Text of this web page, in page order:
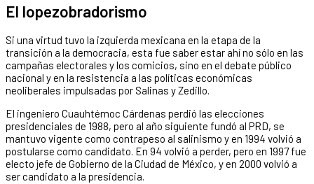
El lopezobradorismo
Si una virtud tuvo la izquierda mexicana en la etapa de la
transición a la democracia, esta fue saber estar ahí no sólo en las
campañas electorales y los comicios, sino en el debate público
nacional y en la resistencia a las políticas económicas
neoliberales impulsadas por Salinas y Zedillo.
El ingeniero Cuauhtémoc Cárdenas perdió las elecciones
presidenciales de 1988, pero al año siguiente fundó al PRD, se
mantuvo vigente como contrapeso al salinismo y en 1994 volvió a
postularse como candidato. En 94 volvió a perder, pero en 1997 fue
electo jefe de Gobierno de la Ciudad de México, y en 2000 volvió a
ser candidato a la presidencia.